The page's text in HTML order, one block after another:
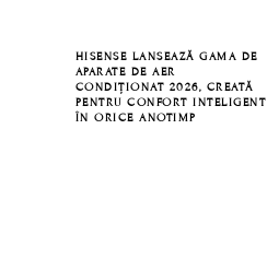
HISENSE LANSEAZĂ GAMA DE
APARATE DE AER
CONDIȚIONAT 2026, CREATĂ
PENTRU CONFORT INTELIGENT
ÎN ORICE ANOTIMP